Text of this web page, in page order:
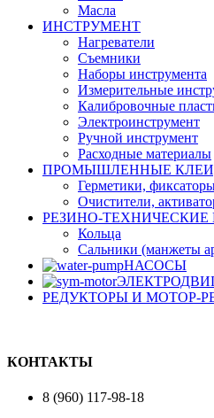
Масла
ИНСТРУМЕНТ
Нагреватели
Съемники
Наборы инструмента
Измерительные
Калибровочные
Электроинструмент
Ручной инструмент
Расходные материалы
ПРОМЫШЛЕННЫЕ
Герметики,
Очистители,
РЕЗИНО-ТЕХНИЧЕСКИЕ
Кольца
Сальники (манжеты
НАСОСЫ
РЕДУКТОРЫ И МОТОР-
КОНТАКТЫ
8 (960) 117-98-18